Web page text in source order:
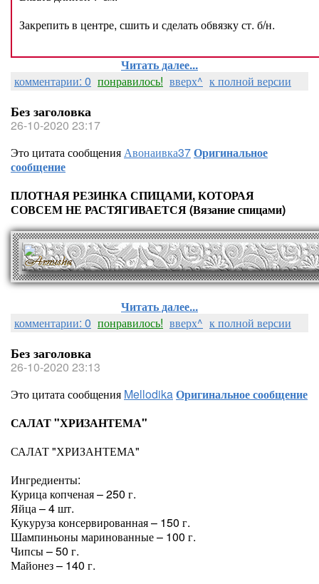
Закрепить в центре, сшить и сделать обвязку ст. б/н.
Читать далее...
комментарии: 0 понравилось! вверх^ к полной версии
Без заголовка
26-10-2020 23:17
Это цитата сообщенияАвонаивка37Оригинальное
сообщение
ПЛОТНАЯ РЕЗИНКА СПИЦАМИ, КОТОРАЯ
СОВСЕМ НЕ РАСТЯГИВАЕТСЯ (Вязание спицами)
Читать далее...
комментарии: 0 понравилось! вверх^ к полной версии
Без заголовка
26-10-2020 23:13
Это цитата сообщения MellodikaОригинальное сообщение
САЛАТ "ХРИЗАНТЕМА"
САЛАТ "ХРИЗАНТЕМА"
Ингредиенты:
Курица копченая – 250 г.
Яйца – 4 шт.
Кукуруза консервированная – 150 г.
Шампиньоны маринованные – 100 г.
Чипсы – 50 г.
Майонез – 140 г.